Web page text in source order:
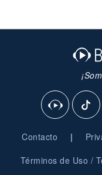
Contacto |
Términos de Uso /